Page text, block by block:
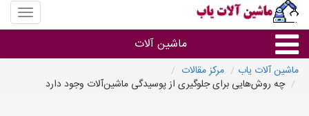
منوی
سایت
آلات
ماشین آلات
ماشین آلات
ماشین آلات یاب
مرکز مقالات
چه روش‌هایی برای جلوگیری از پوسیدگی ماشین‌آلات وجود دارد